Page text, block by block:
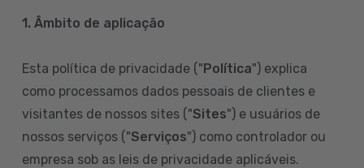
1. Âmbito de aplicação
Esta política de privacidade ("Política") explica
como processamos dados pessoais de clientes e
visitantes de nossos sites ("Sites") e usuários de
nossos serviços ("Serviços") como controlador ou
empresa sob as leis de privacidade aplicáveis.